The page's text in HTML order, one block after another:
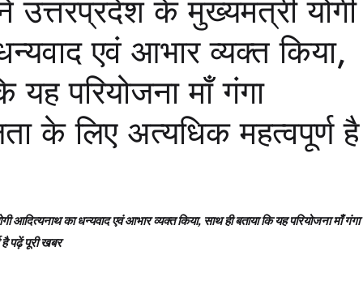
उत्तरप्रदेश के मुख्यमंत्री योगी
एवं आभार व्यक्त किया,
यह परियोजना माँ गंगा
के लिए अत्यधिक महत्वपूर्ण है
आदित्यनाथ का धन्यवाद एवं आभार व्यक्त किया, साथ ही बताया कि यह परियोजना माँ गंगा
है पढ़ें पूरी खबर